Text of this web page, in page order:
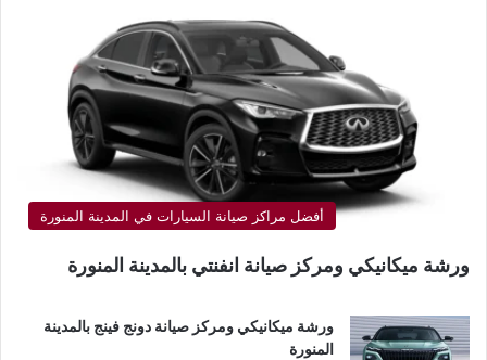
أفضل مراكز صيانة السيارات في المدينة المنورة
ورشة ميكانيكي ومركز صيانة انفنتي بالمدينة المنورة
ورشة ميكانيكي ومركز صيانة دونج فينج بالمدينة
المنورة